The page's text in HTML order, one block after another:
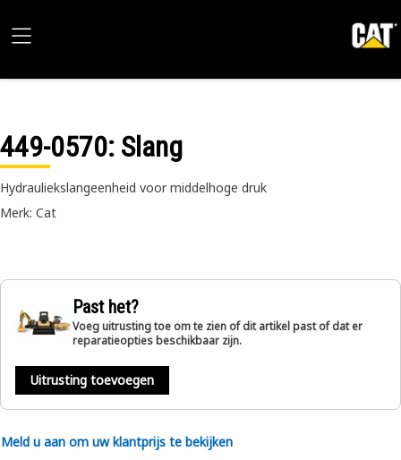
449-0570: Slang
Hydrauliekslangeenheid voor middelhoge druk
Merk: Cat
Past het?
Voeg uitrusting toe om te zien of dit artikel past of dat er
reparatieopties beschikbaar zijn.
Uitrusting toevoegen
Meld u aan om uw klantprijs te bekijken